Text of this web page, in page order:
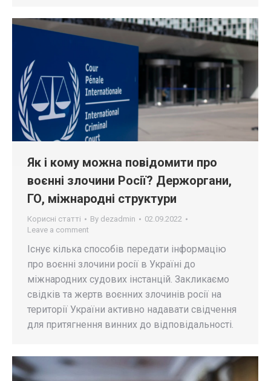
Як і кому можна повідомити про
воєнні злочини Росії? Держоргани,
ГО, міжнародні структури
Корисні статті By dezadmin
02.09.2022
Leave a comment
Існує кілька способів передати інформацію
про воєнні злочини росії в Україні до
міжнародних судових інстанцій. Закликаємо
свідків та жертв воєнних злочинів росії на
території України активно надавати свідчення
для притягнення винних до відповідальності.